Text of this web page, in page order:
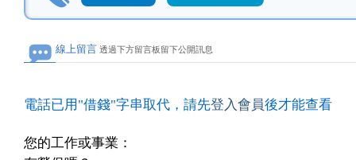
線上留言 透過下方留言板留下公開訊息
電話已用"借錢"字串取代，請先登入會員後才能查看
您的工作或事業：